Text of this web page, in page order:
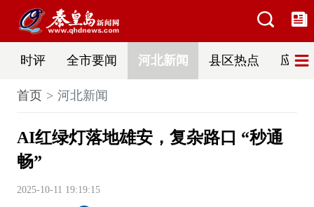
时评 全市要闻 河北新闻 县区热点 应急
首页 河北新闻
AI红绿灯落地雄安，复杂路口 “秒通
畅”
2025-10-11 19:19:15